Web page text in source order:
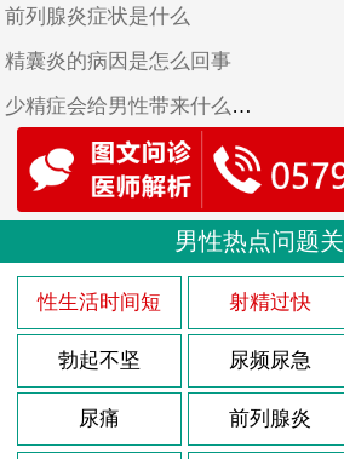
前列腺炎症状是什么
精囊炎的病因是怎么回事
少精症会给男性带来什么影响
少精症是如何形成的
男性热点问题
性生活时间短 射精过快
勃起不坚 尿频尿急
尿痛 前列腺炎